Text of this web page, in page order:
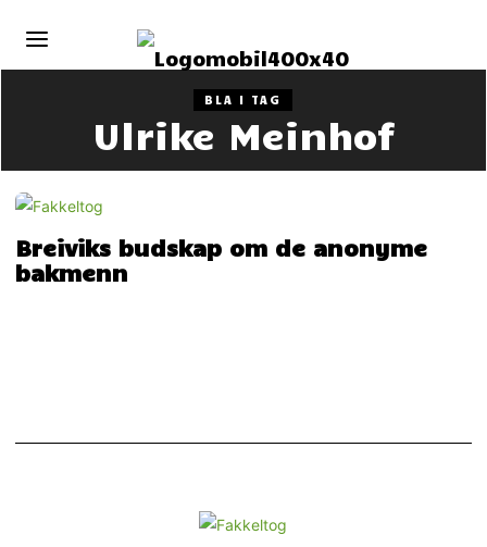
BLA I TAG
Ulrike Meinhof
Breiviks budskap om de anonyme
bakmenn